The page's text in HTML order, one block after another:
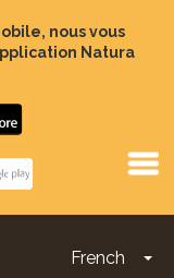
nous vous
Natura
French